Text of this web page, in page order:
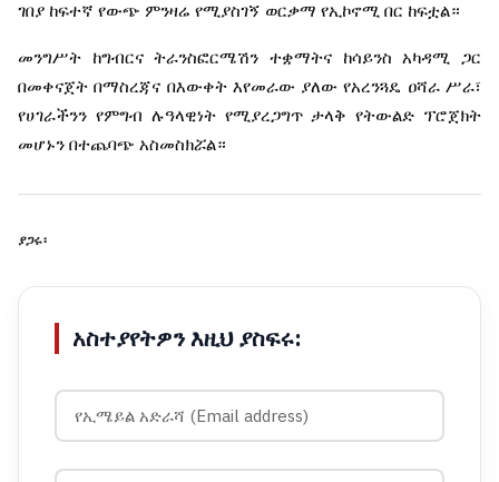
ገበያ ከፍተኛ የውጭ ምንዛሬ የሚያስገኝ ወርቃማ የኢኮኖሚ በር ከፍቷል።
መንግሥት ከግብርና ትራንስፎርሜሽን ተቋማትና ከሳይንስ አካዳሚ
ጋር
በመቀናጀት በማስረጃና በእውቀት እየመራው ያለው የአረንጓዴ ዐሻራ ሥራ፣
የሀገራችንን የምግብ ሉዓላዊነት የሚያረጋግጥ ታላቅ የትውልድ ፕሮጀክት
መሆኑን በተጨባጭ አስመስክሯል።
ያጋሩ፡
አስተያየትዎን እዚህ ያስፍሩ: